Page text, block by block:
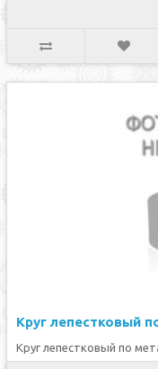
Круг лепестковый
Круг лепестковый по